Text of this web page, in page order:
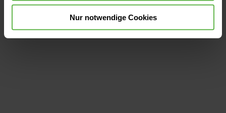
Nur notwendige Cookies